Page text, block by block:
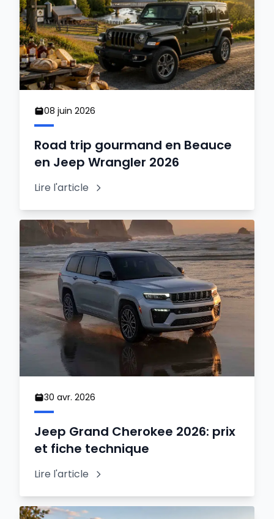
08 juin 2026
Road trip gourmand en Beauce
en Jeep Wrangler 2026
Lire l'article
30 avr. 2026
Jeep Grand Cherokee 2026: prix
et fiche technique
Lire l'article